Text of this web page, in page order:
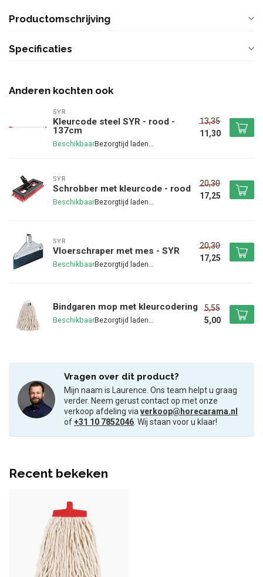
Productomschrijving
Specificaties
Anderen kochten ook
SYR
Kleurcode steel SYR - rood -
137cm
Beschikbaar
13,35
11,30
SYR
Schrobber met kleurcode - rood
Beschikbaar
20,30
17,25
SYR
Vloerschraper met mes - SYR
Beschikbaar
20,30
17,25
Bindgaren mop met kleurcodering
Beschikbaar
5,55
5,00
Vragen over dit product?
Mijn naam is Laurence. Ons team helpt u graag
verder. Neem gerust contact op met onze
verkoop afdeling viaverkoop@horecarama.nl
of+31 10 7852046. Wij staan voor u klaar!
Recent bekeken